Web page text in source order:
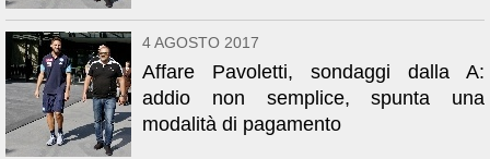
4 AGOSTO 2017
Affare Pavoletti, sondaggi dalla A:
addio non semplice, spunta una
modalità di pagamento